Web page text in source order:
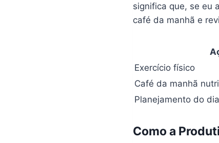
significa que, se eu
café da manhã e
Exercício físico
Café da manhã
Planejamento do dia
Como a